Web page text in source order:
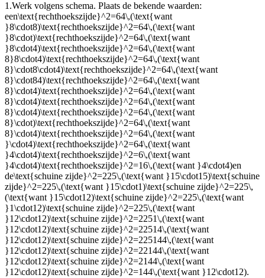
1.Werk volgens schema. Plaats de bekende waarden:
een\text{rechthoekszijde}^2=64\,(\text{want
}8\cdot8)\text{rechthoekszijde}^2=64\,(\text{want
}8\cdot)\text{rechthoekszijde}^2=64\,(\text{want
}8\cdot4)\text{rechthoekszijde}^2=64\,(\text{want
8}8\cdot4)\text{rechthoekszijde}^2=64\,(\text{want
8}\cdot8\cdot4)\text{rechthoekszijde}^2=64\,(\text{want
8}\cdot84)\text{rechthoekszijde}^2=64\,(\text{want
8}\cdot4)\text{rechthoekszijde}^2=64\,(\text{want
8}\cdot4)\text{rechthoekszijde}^2=64\,(\text{want
8}\cdot4)\text{rechthoekszijde}^2=64\,(\text{want
8}\cdot)\text{rechthoekszijde}^2=64\,(\text{want
8}\cdot4)\text{rechthoekszijde}^2=64\,(\text{want
}\cdot4)\text{rechthoekszijde}^2=64\,(\text{want
}4\cdot4)\text{rechthoekszijde}^2=6\,(\text{want
}4\cdot4)\text{rechthoekszijde}^2=16\,(\text{want }4\cdot4)en
de\text{schuine zijde}^2=225\,(\text{want }15\cdot15)\text{schuine
zijde}^2=225\,(\text{want }15\cdot1)\text{schuine zijde}^2=225\,
(\text{want }15\cdot12)\text{schuine zijde}^2=225\,(\text{want
}1\cdot12)\text{schuine zijde}^2=225\,(\text{want
}12\cdot12)\text{schuine zijde}^2=2251\,(\text{want
}12\cdot12)\text{schuine zijde}^2=22514\,(\text{want
}12\cdot12)\text{schuine zijde}^2=225144\,(\text{want
}12\cdot12)\text{schuine zijde}^2=22144\,(\text{want
}12\cdot12)\text{schuine zijde}^2=2144\,(\text{want
}12\cdot12)\text{schuine zijde}^2=144\,(\text{want }12\cdot12).